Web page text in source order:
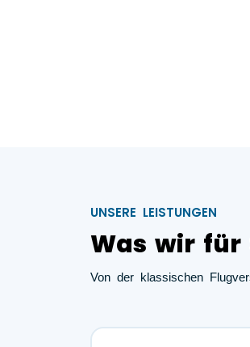
UNSERE LEISTUNGEN
Was wir für
Von der klassischen